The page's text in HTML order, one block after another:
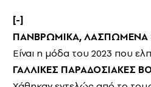
[-]
ΠΑΝΒΡΩΜΙΚΑ, ΛΑΣΠΩΜΕΝΑ
Είναι η μόδα του 2023 που
ΓΑΛΛΙΚΕΣ ΠΑΡΑΔΟΣΙΑΚΕΣ